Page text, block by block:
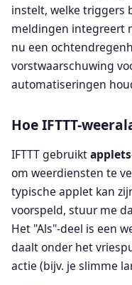
instelt, welke triggers
meldingen integreert
nu een
vorstwaarschuwing
automatiseringen
Hoe IFTTT-
IFTTT gebruiktapplets
om weerdiensten te
typische applet kan
voorspeld, stuur me
Het "Als"-deel is een
daalt onder het
actie (bijv. je slimme